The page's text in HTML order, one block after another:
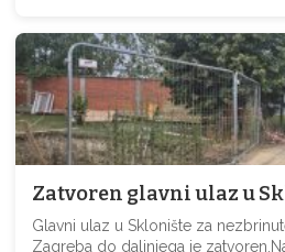
Zatvoren glavni ulaz u
Glavni ulaz u Sklonište za
Zagreba do daljnjega je